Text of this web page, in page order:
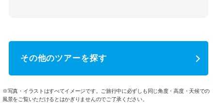
その他のツアーを探す
※写真・イラストはすべてイメージです。ご旅行中に必ずしも同じ角度・高度・天候での
風景をご覧いただけるとはかぎりませんのでご了承ください。